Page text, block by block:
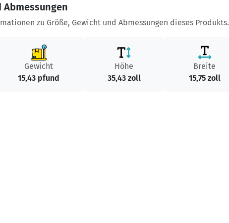
Abmessungen
zu Größe, Gewicht und Abmessungen dieses Produkts.
Gewicht
15,43 pfund
Höhe
35,43 zoll
Breite
15,75 zoll